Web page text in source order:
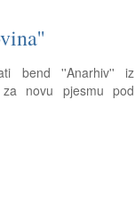
bend ''Anarhiv'' iz
novu pjesmu pod